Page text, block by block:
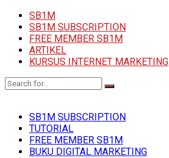
SB1M
SB1M SUBSCRIPTION
FREE MEMBER SB1M
ARTIKEL
KURSUS INTERNET MARKETING
SB1M SUBSCRIPTION
TUTORIAL
FREE MEMBER SB1M
BUKU DIGITAL MARKETING